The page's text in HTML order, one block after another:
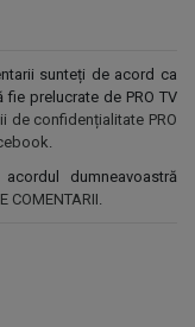
sunteți de acord ca
prelucrate de PRO TV
de confidențialitate PRO
.
dumneavoastră
COMENTARII.